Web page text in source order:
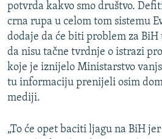
potvrda kakvo smo društvo.
crna rupa u celom tom sistemu
dodaje da će biti problem za
da nisu tačne tvrdnje o istrazi
koje je iznijelo Ministarstvo
tu informaciju prenijeli osim
mediji.
„To će opet baciti ljagu na BiH